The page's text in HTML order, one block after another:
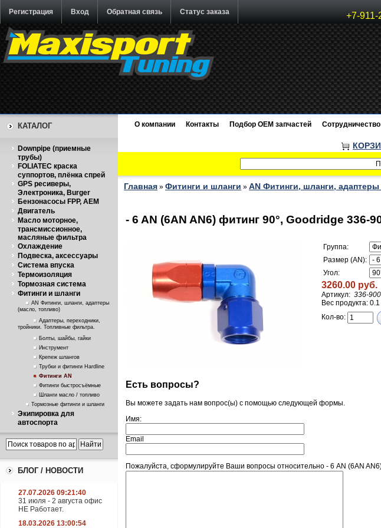
Регистрация Вход Обратная связь Статус заказа +7-911-
КАТАЛОГ
Downpipe (приемные
трубы)
FOLIATEC краска
суппортов, плёнка спрей
GPS ресиверы,
Электроника, Burger
Бензонасосы FPP, AEM
Двигатель
Масло моторное,
трансмиссионное,
масляные фильтра
Охлаждение
Подвеска, аксессуары
Система впуска
Термоизоляция
Тормозная система
Фитинги и шланги
AN Фитинги, шланги, адаптеры
(масло, топливо)
Адаптеры, переходники,
тройники. Топливные фильтра.
Болты, шайбы, гайки
Инструмент
Крепеж шлангов
Трубки и фитинги Hardline
Фитинги AN
Фитинги быстросъёмные
Шланги масло / топливо
Тормозные фитинги и шланги
Экипировка для
автоспорта
БЛОГ / НОВОСТИ
27.07.2026 09:21:40
31 июля - 2 августа офис
НЕ Работает.
18.03.2026 13:00:54
О компании Контакты Подбор OEM запчастей Сотрудничество
Главная » Фитинги и шланги » AN Фитинги, шланги,
- 6 AN (6AN AN6) фитинг 90°, Goodridge 336-
Группа:
Размер (AN):
Угол:
3260.00 руб.
Артикул: 336-
Вес продукта: 0.1
Кол-во:
Есть вопросы?
Вы можете задать нам вопрос(ы) с помощью следующей формы.
Имя:
Email
Пожалуйста, сформулируйте Ваши вопросы относительно - 6 AN (6AN